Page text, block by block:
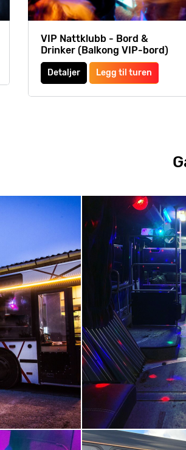
VIP Nattklubb - Bord &
Drinker (Balkong VIP-bord)
Detaljer Legg til turen